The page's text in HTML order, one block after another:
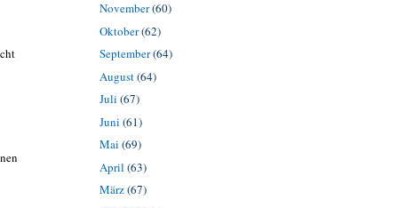
November(60)
Oktober(62)
September(64)
August(64)
Juli (67)
Juni (61)
Mai (69)
April (63)
März(67)